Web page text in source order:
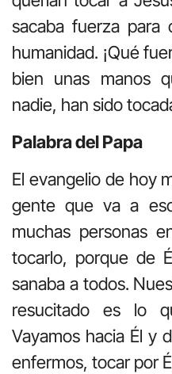
sacaba fuerza para
humanidad. ¡Qué
bien unas manos
nadie, han sido
Palabra del Papa
El evangelio de hoy
gente que va a
muchas personas
tocarlo, porque de
sanaba a todos.
resucitado es lo
Vayamos hacia Él y
enfermos, tocar por